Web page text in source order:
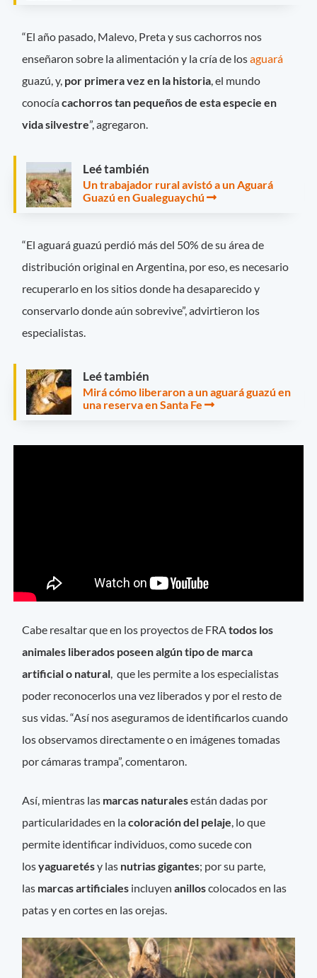
“El año pasado, Malevo, Preta y sus cachorros nos
enseñaron sobre la alimentación y la cría de losaguará
guazú, y, por primera vez en la historia, el mundo
conocíacachorros tan pequeños de esta especie en
vida silvestre”, agregaron.
Leé también
Un trabajador rural avistó a un Aguará
Guazú en Gualeguaychú
“El aguará guazú perdió más del 50% de su área de
distribución original en Argentina, por eso, es necesario
recuperarlo en los sitios donde ha desaparecido y
conservarlo donde aún sobrevive”, advirtieron los
especialistas.
Leé también
Mirá cómo liberaron a un aguará guazú en
una reserva en Santa Fe
Cabe resaltar que en los proyectos de FRAtodos los
animales liberados poseen algún tipo de marca
artificial o natural , que les permite a los especialistas
poder reconocerlos una vez liberados y por el resto de
sus vidas. “Así nos aseguramos de identificarlos cuando
los observamos directamente o en imágenes tomadas
por cámaras trampa”, comentaron.
Así, mientras las marcas naturalesestán dadas por
particularidades en lacoloración del pelaje, lo que
permite identificar individuos, como sucede con
losyaguaretésy las nutrias gigantes; por su parte,
las marcas artificiales incluyenanilloscolocados en las
patas y en cortes en las orejas.